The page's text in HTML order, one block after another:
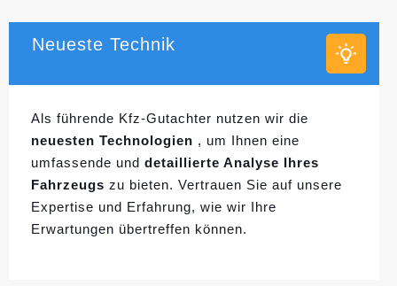
Neueste Technik
Als führende Kfz-Gutachter nutzen wir die
neuesten Technologien , um Ihnen eine
umfassende und detaillierte Analyse Ihres
Fahrzeugs zu bieten. Vertrauen Sie auf unsere
Expertise und Erfahrung, wie wir Ihre
Erwartungen übertreffen können.